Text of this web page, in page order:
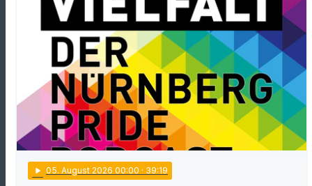
play_arrow 05. August 2026 00:00 · 39:19